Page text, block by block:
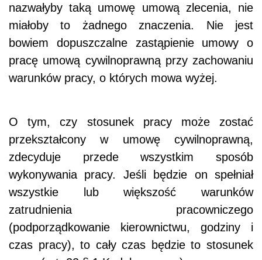
nazwałyby taką umowę umową zlecenia, nie
miałoby to żadnego znaczenia. Nie jest
bowiem dopuszczalne zastąpienie umowy o
pracę umową cywilnoprawną przy zachowaniu
warunków pracy, o których mowa wyżej.
O tym, czy stosunek pracy może zostać
przekształcony w umowę cywilnoprawną,
zdecyduje przede wszystkim sposób
wykonywania pracy. Jeśli będzie on spełniał
wszystkie lub większość warunków
zatrudnienia pracowniczego
(podporządkowanie kierownictwu, godziny i
czas pracy), to cały czas będzie to stosunek